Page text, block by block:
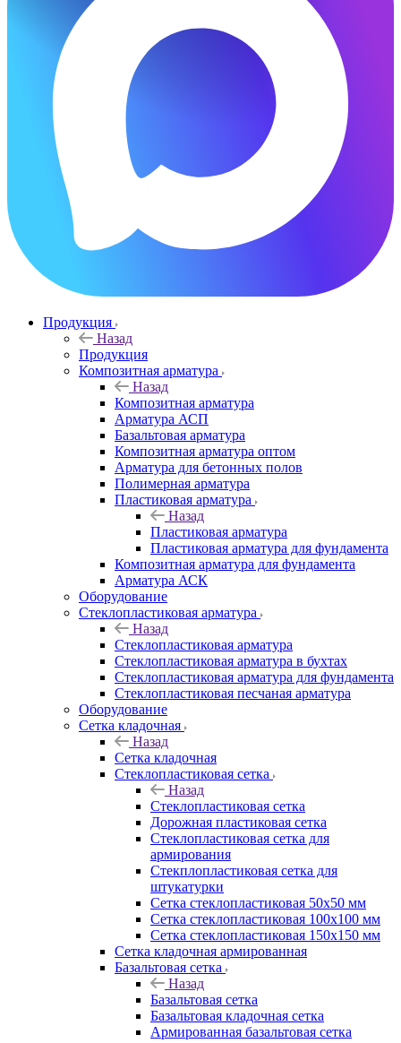
Продукция
Назад
Продукция
Композитная арматура
Назад
Композитная арматура
Арматура АСП
Базальтовая арматура
Композитная арматура оптом
Арматура для бетонных полов
Полимерная арматура
Пластиковая арматура
Назад
Пластиковая арматура
Пластиковая арматура для фундамента
Композитная арматура для фундамента
Арматура АСК
Оборудование
Cтеклопластиковая арматура
Назад
Cтеклопластиковая арматура
Стеклопластиковая арматура в бухтах
Стеклопластиковая арматура для фундамента
Стеклопластиковая песчаная арматура
Оборудование
Сетка кладочная
Назад
Сетка кладочная
Стеклопластиковая сетка
Назад
Стеклопластиковая сетка
Дорожная пластиковая сетка
Стеклопластиковая сетка для
армирования
Стекплопластиковая сетка для
штукатурки
Сетка стеклопластиковая 50x50 мм
Сетка стеклопластиковая 100x100 мм
Сетка стеклопластиковая 150x150 мм
Сетка кладочная армированная
Базальтовая сетка
Назад
Базальтовая сетка
Базальтовая кладочная сетка
Армированная базальтовая сетка